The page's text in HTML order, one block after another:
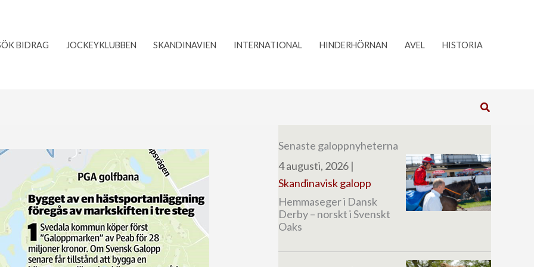
BIDRAG JOCKEYKLUBBEN SKANDINAVIEN INTERNATIONAL HINDERHÖRNAN AVEL HISTORIA
Sök
Senaste galoppnyheterna
4 augusti, 2026 |
Skandinavisk galopp
Hemmaseger i Dansk
Derby – norskt i Svenskt
Oaks